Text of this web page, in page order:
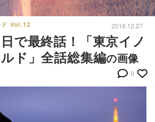
Vol.12 2016.12.27
で最終話！「東京イノ
ド」全話総集編の画像
0